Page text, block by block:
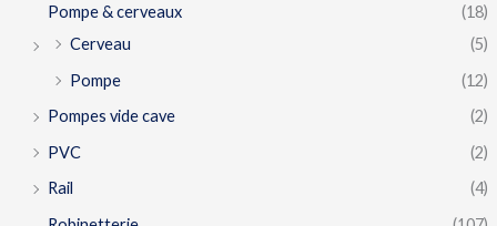
Pompe & cerveaux
(18)
Cerveau
(5)
Pompe
(12)
Pompes vide cave
(2)
PVC
(2)
Rail
(4)